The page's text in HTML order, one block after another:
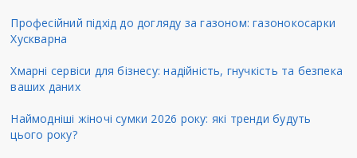
Професійний підхід до догляду за газоном: газонокосарки
Хускварна
Хмарні сервіси для бізнесу: надійність, гнучкість та безпека
ваших даних
Наймодніші жіночі сумки 2026 року: які тренди будуть
цього року?